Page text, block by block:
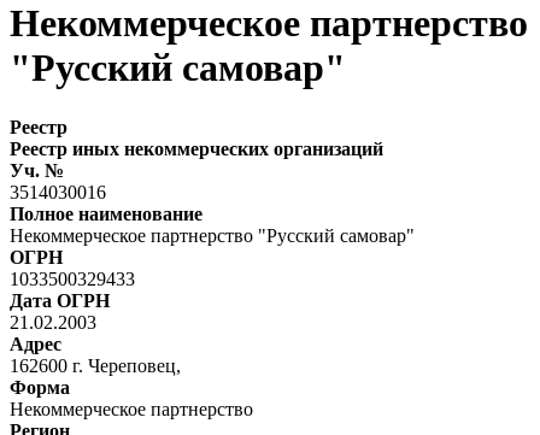
Некоммерческое партнерство
"Русский самовар"
Реестр
Реестр иных некоммерческих организаций
Уч. №
3514030016
Полное наименование
Некоммерческое партнерство "Русский самовар"
ОГРН
1033500329433
Дата ОГРН
21.02.2003
Адрес
162600 г. Череповец,
Форма
Некоммерческое партнерство
Регион